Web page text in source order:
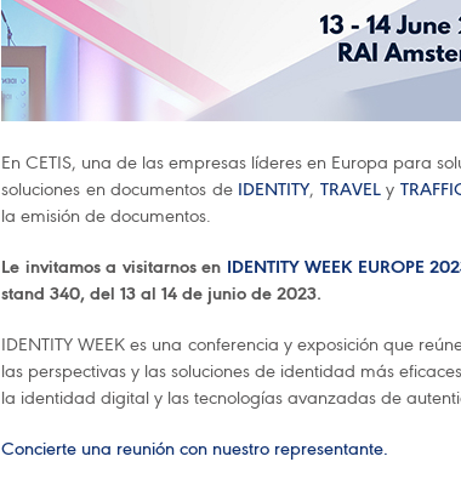
En CETIS, una de las empresas líderes en Europa para
soluciones en documentos de IDENTITY, TRAVELy
la emisión de documentos.
Le invitamos a visitarnos en IDENTITY WEEK EUROPE
stand 340, del 13 al 14 de junio de 2023.
IDENTITY WEEK es una conferencia y exposición que
las perspectivas y las soluciones de identidad más
la identidad digital y las tecnologías avanzadas de
Concierte una reunión con nuestro representante.